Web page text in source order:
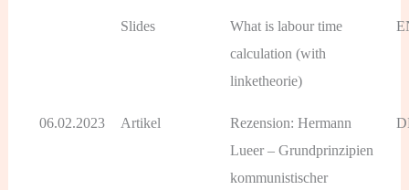
Slides
What is labour time
calculation (with
linketheorie)
06.02.2023 Artikel
Rezension: Hermann
Lueer – Grundprinzipien
kommunistischer